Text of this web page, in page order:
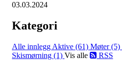
03.03.2024
Kategori
Alle innlegg Aktive (61) Møter (5)
Skismørning (1) Vis alle RSS